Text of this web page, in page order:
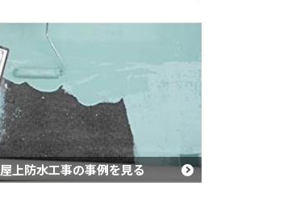
屋上防水工事の事例を見る